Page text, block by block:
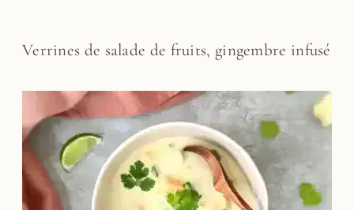
Verrines de salade de fruits, gingembre infusé